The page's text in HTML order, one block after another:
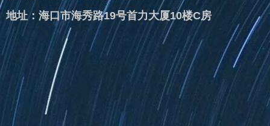
地址：海口市海秀路19号首力大厦10楼C房